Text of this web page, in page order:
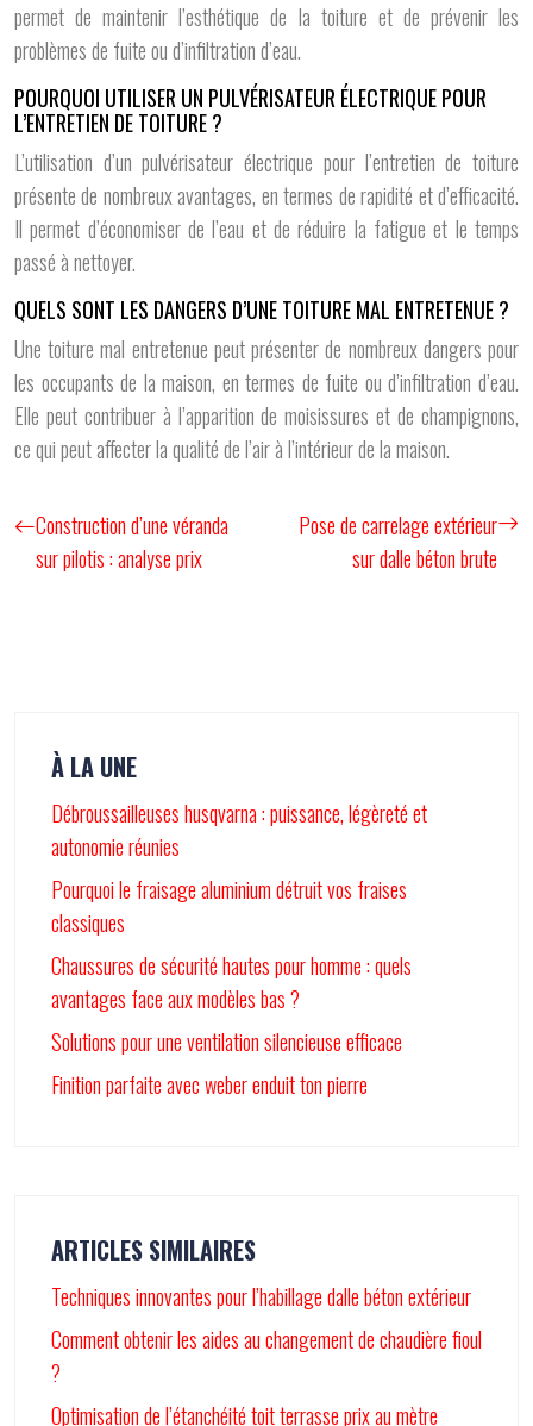
permet de maintenir l’esthétique de la toiture et de prévenir les
problèmes de fuite ou d’infiltration d’eau.
POURQUOI UTILISER UN PULVÉRISATEUR ÉLECTRIQUE POUR
L’ENTRETIEN DE TOITURE ?
L’utilisation d’un pulvérisateur électrique pour l’entretien de toiture
présente de nombreux avantages, en termes de rapidité et d’efficacité.
Il permet d’économiser de l’eau et de réduire la fatigue et le temps
passé à nettoyer.
QUELS SONT LES DANGERS D’UNE TOITURE MAL ENTRETENUE ?
Une toiture mal entretenue peut présenter de nombreux dangers pour
les occupants de la maison, en termes de fuite ou d’infiltration d’eau.
Elle peut contribuer à l’apparition de moisissures et de champignons,
ce qui peut affecter la qualité de l’air à l’intérieur de la maison.
Construction d’une véranda
sur pilotis : analyse prix
Pose de carrelage extérieur
sur dalle béton brute
À LA UNE
Débroussailleuses husqvarna : puissance, légèreté et
autonomie réunies
Pourquoi le fraisage aluminium détruit vos fraises
classiques
Chaussures de sécurité hautes pour homme : quels
avantages face aux modèles bas ?
Solutions pour une ventilation silencieuse efficace
Finition parfaite avec weber enduit ton pierre
ARTICLES SIMILAIRES
Techniques innovantes pour l’habillage dalle béton extérieur
Comment obtenir les aides au changement de chaudière fioul
?
Optimisation de l’étanchéité toit terrasse prix au mètre